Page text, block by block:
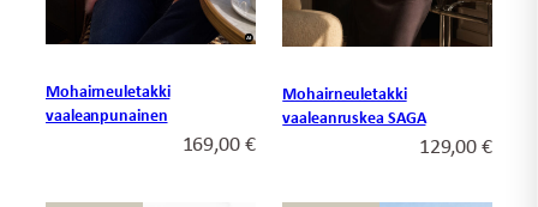
Mohairneuletakki
vaaleanpunainen
169,00€
Mohairneuletakki
vaaleanruskea SAGA
129,00€